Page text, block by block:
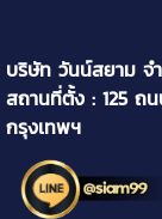
บริษัท วันน์สยาม จ
สถานที่ตั้ง : 125 ถ
กรุงเทพฯ